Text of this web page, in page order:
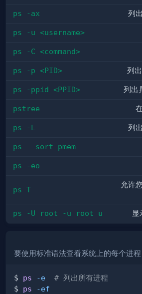
ps -ax 列
ps -u <username>
ps -C <command>
ps -p <PID> 列
ps -ppid <PPID> 列出
pstree
ps -L 列
ps --sort pmem
ps -eo
ps T
允许
ps -U root -u root u 显
要使用标准语法查看系统上的每个进程
$ ps -e
# 列出所有进程
$ ps
-ef